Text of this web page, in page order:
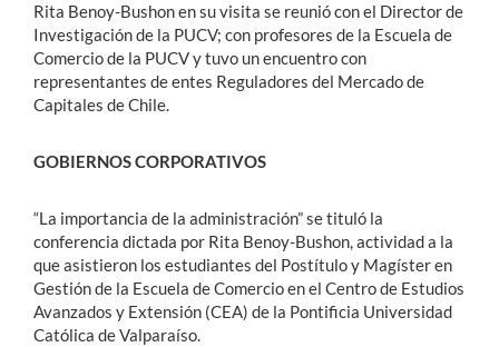
Rita Benoy-Bushon en su visita se reunió con el Director de
Investigación de la PUCV; con profesores de la Escuela de
Comercio de la PUCV y tuvo un encuentro con
representantes de entes Reguladores del Mercado de
Capitales de Chile.
GOBIERNOS CORPORATIVOS
“La importancia de la administración” se tituló la
conferencia dictada por Rita Benoy-Bushon, actividad a la
que asistieron los estudiantes del Postítulo y Magíster en
Gestión de la Escuela de Comercio en el Centro de Estudios
Avanzados y Extensión (CEA) de la Pontificia Universidad
Católica de Valparaíso.